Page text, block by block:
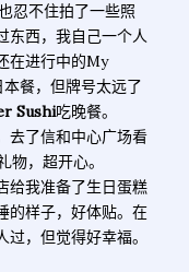
忍不住拍了一些照
东西，我自己一个人
在进行中的My
餐，但牌号太远了
Sushi吃晚餐。
去了信和中心广场看
，超开心。
给我准备了生日蛋糕
的样子，好体贴。在
，但觉得好幸福。